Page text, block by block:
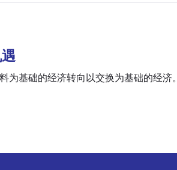
基础的经济转向以交换为基础的经济。